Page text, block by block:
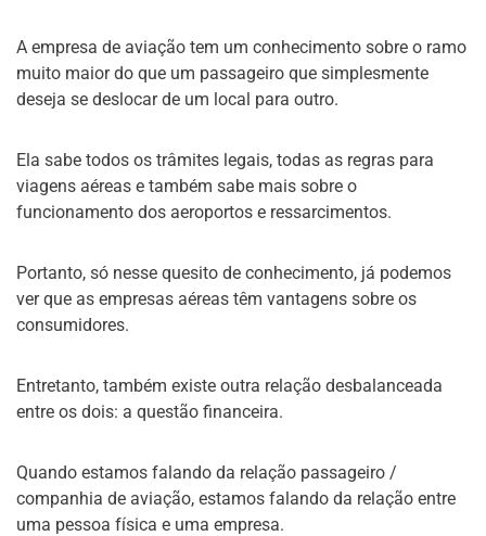
A empresa de aviação tem um conhecimento sobre o ramo
muito maior do que um passageiro que simplesmente
deseja se deslocar de um local para outro.
Ela sabe todos os trâmites legais, todas as regras para
viagens aéreas e também sabe mais sobre o
funcionamento dos aeroportos e ressarcimentos.
Portanto, só nesse quesito de conhecimento, já podemos
ver que as empresas aéreas têm vantagens sobre os
consumidores.
Entretanto, também existe outra relação desbalanceada
entre os dois: a questão financeira.
Quando estamos falando da relação passageiro /
companhia de aviação, estamos falando da relação entre
uma pessoa física e uma empresa.